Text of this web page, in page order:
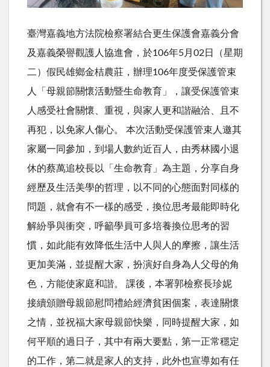
臺灣嘉義地方法院檢察署結合更生保護會嘉義分會
及嘉義榮譽觀護人協進會，於106年5月02日（星期
二）假民雄鄉金桔農莊，辦理106年度受保護管束
人「母親節關懷活動暨生命教育」，讓受保護管束
人感受社會關懷、重視，與家人更和諧融洽、且不
再犯，以免家人傷心。 本次活動受保護管束人邀其
家屬一同參加，到場人數約近百人，由秀林國小退
休的蔡萬追校長以「生命教育」為主題，分享自身
經歷及生活美學的哲理，以不同的心態面對同樣的
問題，就會有不一樣的感受，換位思考最能即時化
解紛爭與衝突，呼籲學員可多培養換位思考的習
慣，如此能有效降低生活中人與人的摩擦，讓生活
更加美滿，並提醒大家，扮演好自身為人父母的角
色，方能使家庭和諧。 課後，本署郭檢察長珍妮
接續頒贈母親節慰問禮給經濟貧困個案，表達關懷
之情，並祝福大家母親節快樂，同時提醒大家，如
何平順的過日子，其中有兩大要點，第一正常穩定
的工作，第二就是家人的支持，此外也宣導如有任